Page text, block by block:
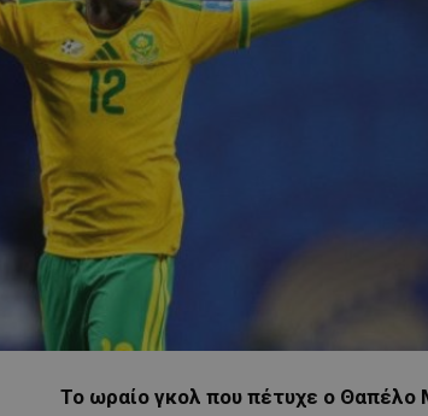
Το ωραίο γκολ που πέτυχε ο Θαπέλο